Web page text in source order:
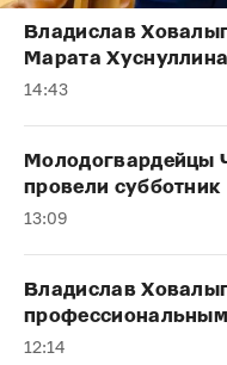
Владислав
Марата
14:43
Молодогвардейцы
провели субботник
13:09
Владислав
12:14